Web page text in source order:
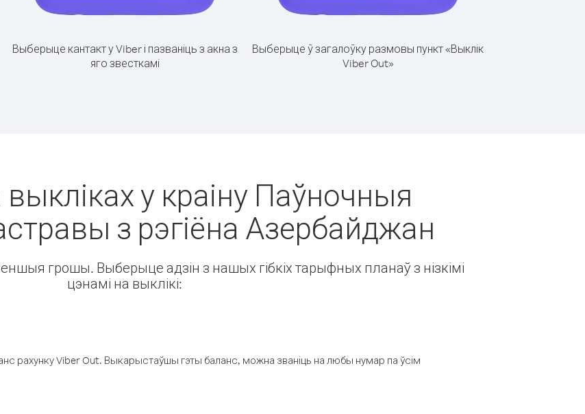
Выберыце кантакт у Viber і пазваніць з акна з
яго звесткамі
Выберыце ў загалоўку размовы пункт «Выклік
Viber Out»
выкліках у краіну Паўночныя
з рэгіёна Азербайджан
грошы. Выберыце адзін з нашых гібкіх тарыфных планаў з нізкімі
цэнамі на выклікі:
рахунку Viber Out. Выкарыстаўшы гэты баланс, можна званіць на любы нумар па ўсім